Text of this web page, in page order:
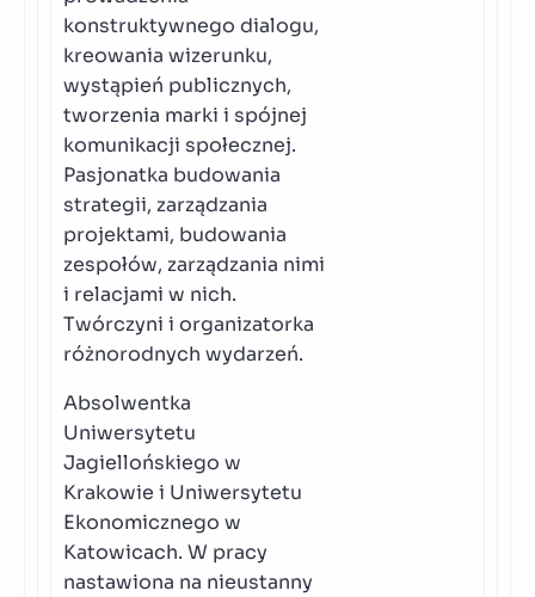
konstruktywnego dialogu,
kreowania wizerunku,
wystąpień publicznych,
tworzenia marki i spójnej
komunikacji społecznej.
Pasjonatka budowania
strategii, zarządzania
projektami, budowania
zespołów, zarządzania nimi
i relacjami w nich.
Twórczyni i organizatorka
różnorodnych wydarzeń.
Absolwentka
Uniwersytetu
Jagiellońskiego w
Krakowie i Uniwersytetu
Ekonomicznego w
Katowicach. W pracy
nastawiona na nieustanny